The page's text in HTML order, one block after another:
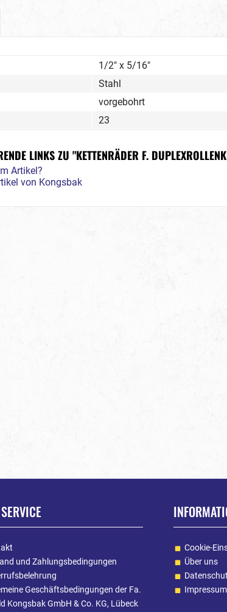
1/2" x 5/16"
Stahl
vorgebohrt
23
LINKS ZU "KETTENRÄDER F.
Artikel?
von Kongsbak
und Zahlungsbedingungen
Geschäftsbedingungen der Fa.
Kongsbak GmbH & Co. KG, Lübeck
Cookie-
Über uns
Impressum